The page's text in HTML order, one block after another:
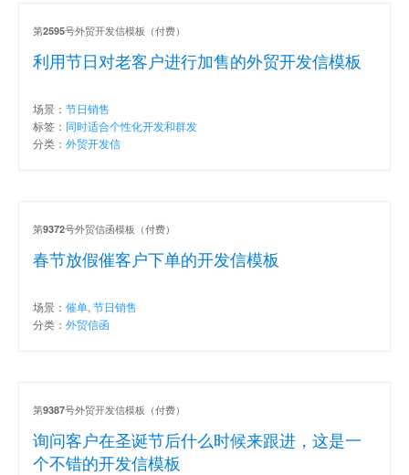
利用节日对老客户进行加售的外贸开发信模板
第2595号外贸开发信模板（付费）
场景： 节日销售
标签： 同时适合个性化开发和群发
分类： 外贸开发信
春节放假催客户下单的开发信模板
第9372号外贸信函模板（付费）
场景： 催单, 节日销售
分类： 外贸信函
询问客户在圣诞节后什么时候来跟进，这是一
个不错的开发信模板
第9387号外贸开发信模板（付费）